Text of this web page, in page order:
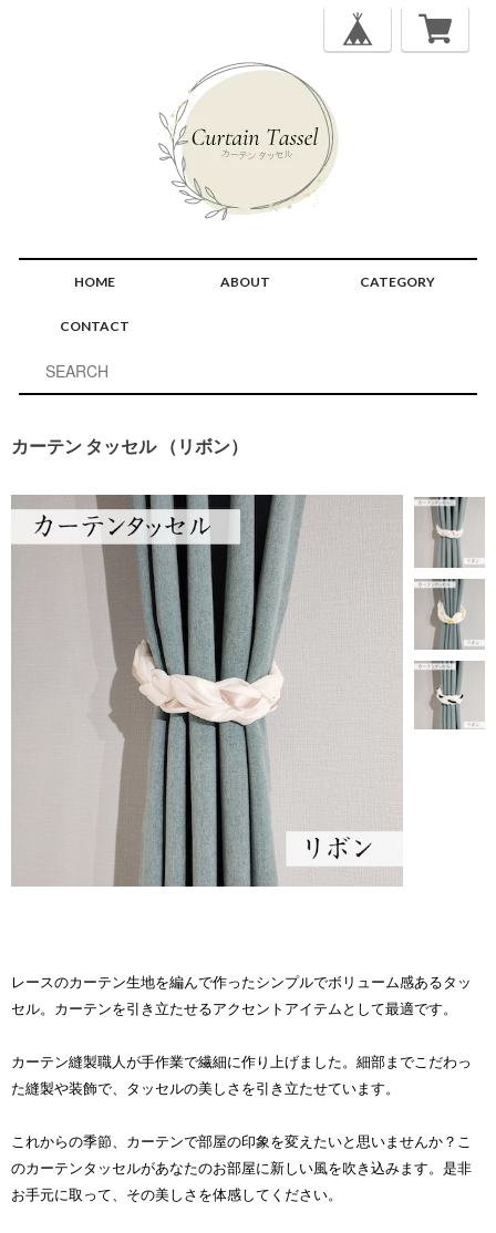
HOME ABOUT CATEGORY
CONTACT
カーテン タッセル （リボン）
レースのカーテン生地を編んで作ったシンプルでボリューム感あるタッ
セル。カーテンを引き立たせるアクセントアイテムとして最適です。
カーテン縫製職人が手作業で繊細に作り上げました。細部までこだわっ
た縫製や装飾で、タッセルの美しさを引き立たせています。
これからの季節、カーテンで部屋の印象を変えたいと思いませんか？こ
のカーテンタッセルがあなたのお部屋に新しい風を吹き込みます。是非
お手元に取って、その美しさを体感してください。